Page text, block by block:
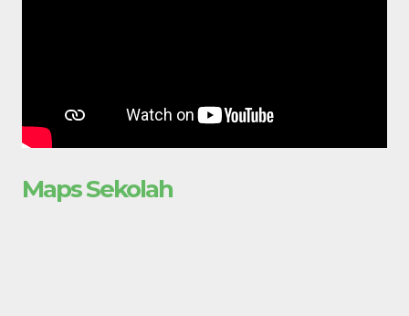
Maps Sekolah